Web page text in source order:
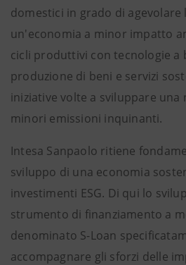
domestici in grado di agevolare
un'economia a minor impatto
cicli produttivi con tecnologie a
produzione di beni e servizi
iniziative volte a sviluppare una
minori emissioni inquinanti.
Intesa Sanpaolo ritiene
sviluppo di una economia
investimenti ESG. Di qui lo
strumento di finanziamento a
denominato S-Loan
accompagnare gli sforzi delle